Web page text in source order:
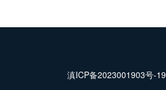
滇ICP备2023001903号-19